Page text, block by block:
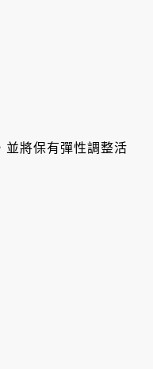
並將保有彈性調整活